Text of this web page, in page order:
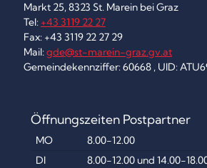
Markt 25, 8323 St. Marein bei Graz
Tel: +43 3119 22 27
Fax: +43 3119 22 27 29
Mail:gde@st-marein-graz.gv.at
Gemeindekennziffer: 60668 , UID:
Öffnungszeiten Postpartner
MO
8.00-12.00
DI
8.00-12.00 und 14.00-